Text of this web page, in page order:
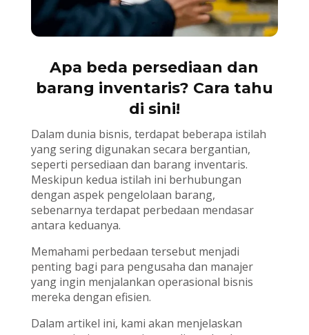
Apa beda persediaan dan
barang inventaris? Cara tahu
di sini!
Dalam dunia bisnis, terdapat beberapa istilah
yang sering digunakan secara bergantian,
seperti persediaan dan barang inventaris.
Meskipun kedua istilah ini berhubungan
dengan aspek pengelolaan barang,
sebenarnya terdapat perbedaan mendasar
antara keduanya.
Memahami perbedaan tersebut menjadi
penting bagi para pengusaha dan manajer
yang ingin menjalankan operasional bisnis
mereka dengan efisien.
Dalam artikel ini, kami akan menjelaskan